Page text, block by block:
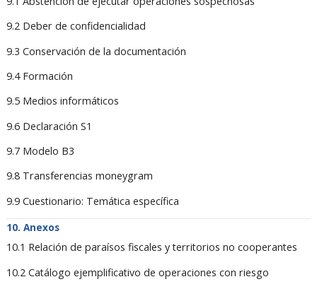
9.2 Deber de confidencialidad
9.3 Conservación de la documentación
9.4 Formación
9.5 Medios informáticos
9.6 Declaración S1
9.7 Modelo B3
9.8 Transferencias moneygram
9.9 Cuestionario: Temática específica
Anexos
10.1 Relación de paraísos fiscales y territorios no cooperantes
10.2 Catálogo ejemplificativo de operaciones con riesgo